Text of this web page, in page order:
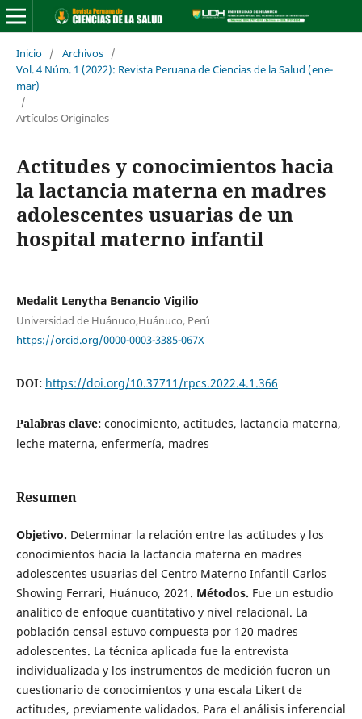
Inicio / Archivos /
Vol. 4 Núm. 1 (2022): Revista Peruana de Ciencias de la Salud (ene-
mar)
/
Artículos Originales
Actitudes y conocimientos hacia
la lactancia materna en madres
adolescentes usuarias de un
hospital materno infantil
Medalit Lenytha Benancio Vigilio
Universidad de Huánuco,Huánuco, Perú
https://orcid.org/0000-0003-3385-067X
DOI: https://doi.org/10.37711/rpcs.2022.4.1.366
Palabras clave: conocimiento, actitudes, lactancia materna,
leche materna, enfermería, madres
Resumen
Objetivo. Determinar la relación entre las actitudes y los
conocimientos hacia la lactancia materna en madres
adolescentes usuarias del Centro Materno Infantil Carlos
Showing Ferrari, Huánuco, 2021. Métodos. Fue un estudio
analítico de enfoque cuantitativo y nivel relacional. La
población censal estuvo compuesta por 120 madres
adolescentes. La técnica aplicada fue la entrevista
individualizada y los instrumentos de medición fueron un
cuestionario de conocimientos y una escala Likert de
actitudes, previamente validados. Para el análisis inferencial